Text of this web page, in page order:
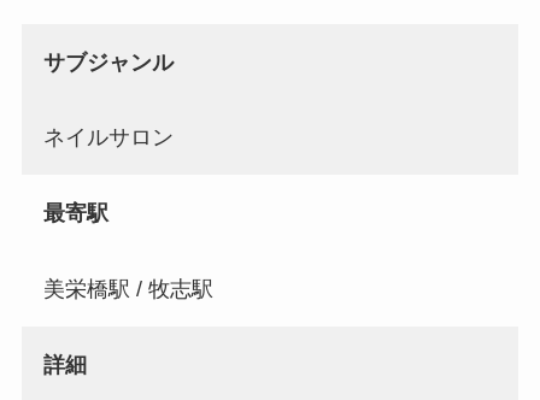
サブジャンル
ネイルサロン
最寄駅
美栄橋駅 / 牧志駅
詳細